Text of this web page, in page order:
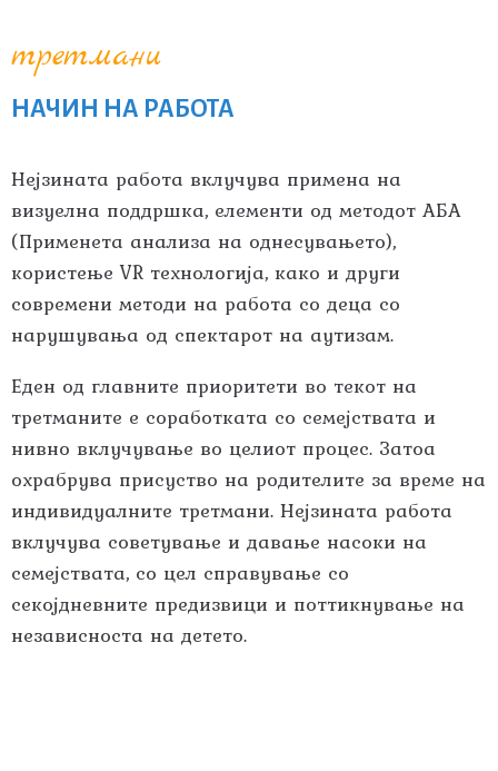
третмани
НАЧИН НА РАБОТА
Нејзината работа вклучува примена на
визуелна поддршка, елементи од методот АБА
(Применета анализа на однесувањето),
користење VR технологија, како и други
современи методи на работа со деца со
нарушувања од спектарот на аутизам.
Еден од главните приоритети во текот на
третманите е соработката со семејствата и
нивно вклучување во целиот процес. Затоа
охрабрува присуство на родителите за време на
индивидуалните третмани. Нејзината работа
вклучува советување и давање насоки на
семејствата, со цел справување со
секојдневните предизвици и поттикнување на
независноста на детето.